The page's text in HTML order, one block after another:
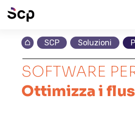
SCP Soluzioni
SOFTWARE
Ottimizza i